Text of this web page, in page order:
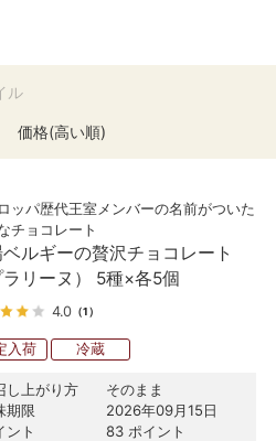
ル
価格(高い順)
ッパ歴代王室メンバーの名前がついた
チョコレート
ルギーの贅沢チョコレート
ラリーヌ） 5種×各5個
4.0 （1）
入荷 冷蔵
し上がり方
そのまま
期限
2026年09月15日
ント
83 ポイント